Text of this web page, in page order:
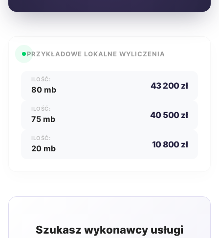
PRZYKŁADOWE LOKALNE WYLICZENIA
ILOŚĆ:
80 mb 43 200 zł
ILOŚĆ:
75 mb 40 500 zł
ILOŚĆ:
20 mb 10 800 zł
Szukasz wykonawcy usługi